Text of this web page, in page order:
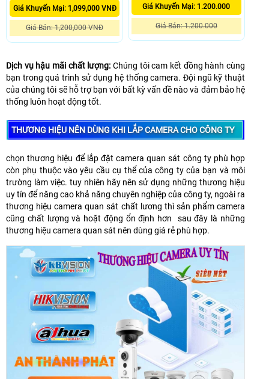
Giá Khuyến Mại: 1,099,000 VNĐ
Giá Bán: 1,200,000 VNĐ
Giá Khuyến Mại: 1.200.000
Giá Bán: 1.200.000
Dịch vụ hậu mãi chất lượng: Chúng tôi cam kết đồng hành cùng
bạn trong quá trình sử dụng hệ thống camera. Đội ngũ kỹ thuật
của chúng tôi sẽ hỗ trợ bạn với bất kỳ vấn đề nào và đảm bảo hệ
thống luôn hoạt động tốt.
THƯƠNG HIỆU NÊN DÙNG KHI LẮP CAMERA CHO CÔNG TY
chọn thương hiệu để lắp đặt camera quan sát công ty phù hợp
còn phụ thuộc vào yêu cầu cụ thể của công ty của bạn và môi
trường làm việc. tuy nhiên hãy nên sử dụng những thương hiệu
uy tín để năng cao khả năng chuyên nghiệp của công ty, ngoài ra
thương hiệu camera quan sát chất lương thì sản phẩm camera
cũng chất lượng và hoặt động ổn định hơn sau đây là những
thương hiệu camera quan sát nên dùng giá rẻ phù hợp.